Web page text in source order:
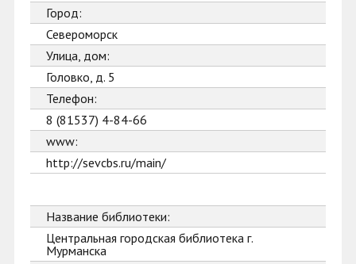
Город:
Североморск
Улица, дом:
Головко, д. 5
Телефон:
8 (81537) 4-84-66
www:
http://sevcbs.ru/main/
Название библиотеки:
Центральная городская библиотека г.
Мурманска